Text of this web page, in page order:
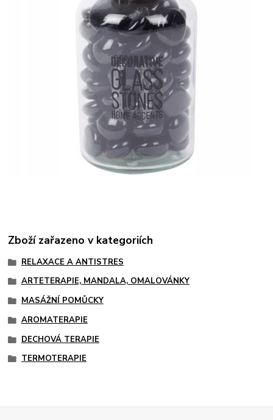
Zboží zařazeno v kategoriích
RELAXACE A ANTISTRES
ARTETERAPIE, MANDALA, OMALOVÁNKY
MASÁŽNÍ POMŮCKY
AROMATERAPIE
DECHOVÁ TERAPIE
TERMOTERAPIE